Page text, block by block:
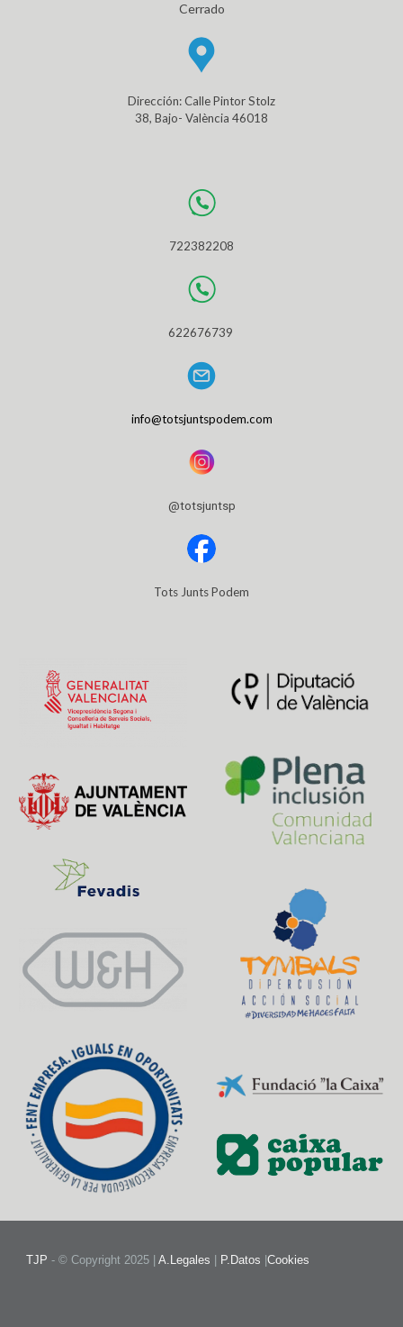
Cerrado
Dirección: Calle Pintor Stolz
38, Bajo- València 46018
722382208
622676739
info@totsjuntspodem.com
@totsjuntsp
Tots Junts Podem
TJP - © Copyright 2025 |A.Legales P.Datos |Cookies